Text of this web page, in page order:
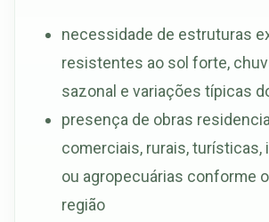
necessidade de estruturas
resistentes ao sol forte,
sazonal e variações típicas
presença de obras
comerciais, rurais, turísticas,
ou agropecuárias conforme
região